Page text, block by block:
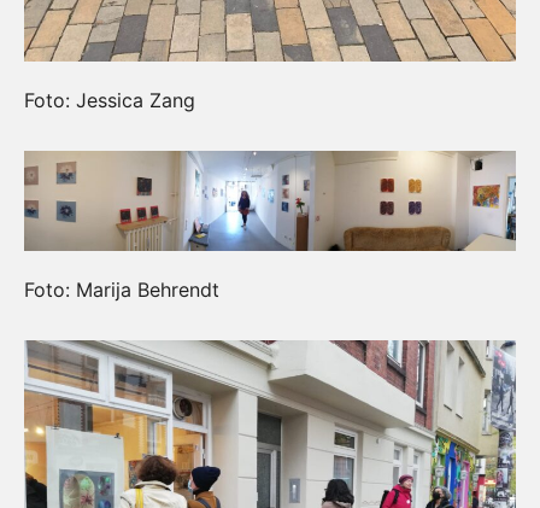
Foto: Jessica Zang
Foto: Marija Behrendt